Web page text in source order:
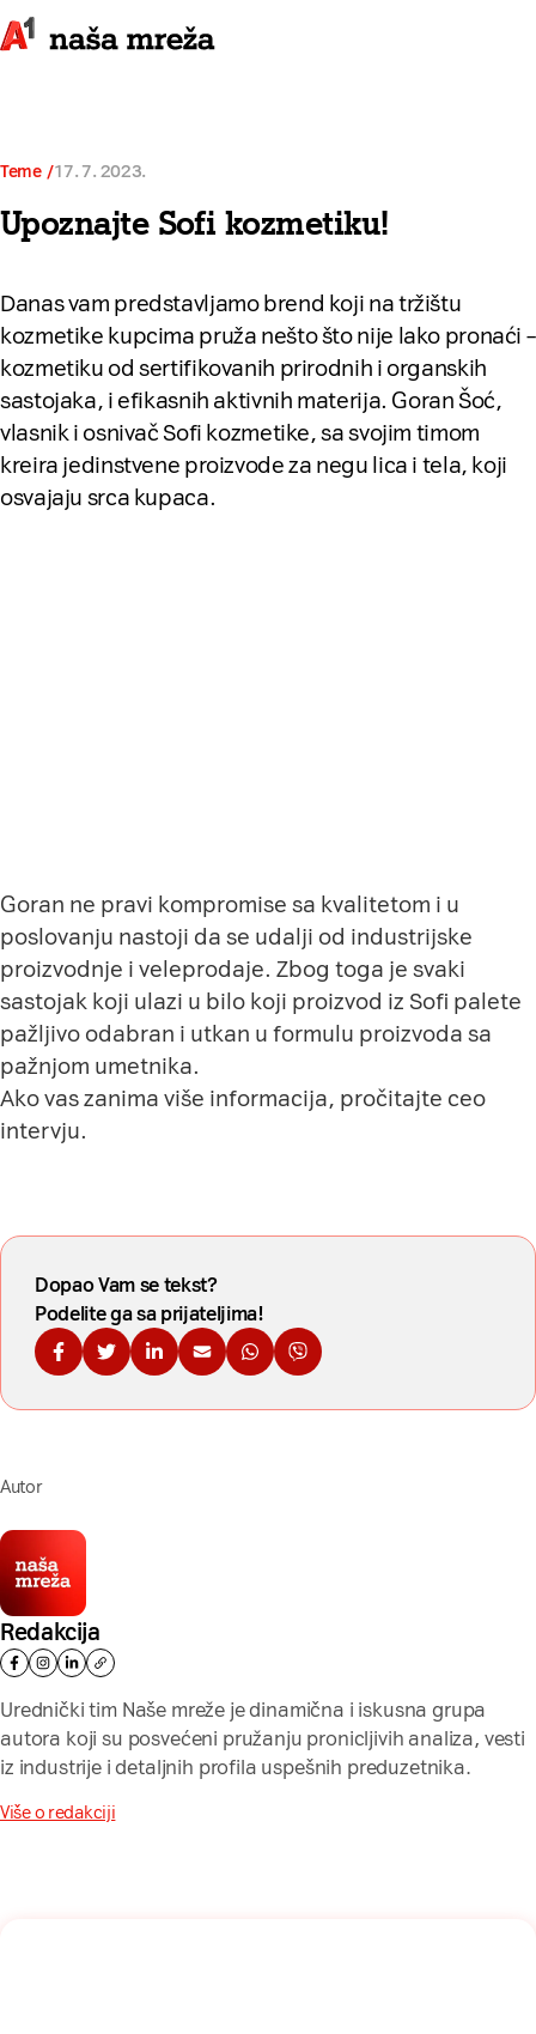
Teme 17. 7. 2023.
Upoznajte Sofi kozmetiku!
Danas vam predstavljamo brend koji na tržištu
kozmetike kupcima pruža nešto što nije lako pronaći –
kozmetiku od sertifikovanih prirodnih i organskih
sastojaka, i efikasnih aktivnih materija. Goran Šoć,
vlasnik i osnivač Sofi kozmetike, sa svojim timom
kreira jedinstvene proizvode za negu lica i tela, koji
osvajaju srca kupaca.
Goran ne pravi kompromise sa kvalitetom i u
poslovanju nastoji da se udalji od industrijske
proizvodnje i veleprodaje. Zbog toga je svaki
sastojak koji ulazi u bilo koji proizvod iz Sofi palete
pažljivo odabran i utkan u formulu proizvoda sa
pažnjom umetnika.
Ako vas zanima više informacija, pročitajte ceo
intervju.
Dopao Vam se tekst?
Podelite ga sa prijateljima!
Podelite na Fejsbuku
Podelite na Tviteru
Podelite na Linkdinu
Podelite na imejl
Podelite na WhatsApp
Podelite na Viberu
Autor
Redakcija
Urednički tim Naše mreže je dinamična i iskusna grupa
autora koji su posvećeni pružanju pronicljivih analiza, vesti
iz industrije i detaljnih profila uspešnih preduzetnika.
Više o redakciji